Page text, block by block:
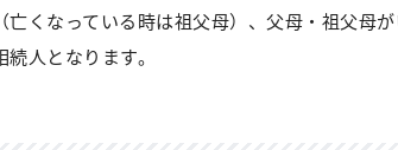
くなっている時は祖父母）、父母・祖父母が
人となります。